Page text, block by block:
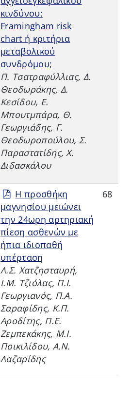
κινδύνου:
Framingham risk
chart ή κριτήρια
μεταβολικού
συνδρόμου;
Π. Τσατραφύλλιας, Δ.
Θεοδωράκης, Δ.
Κεσίδου, Ε.
Μπουτμπάρα, Θ.
Γεωργιάδης, Γ.
Θεοδωροπούλου, Σ.
Παραστατίδης, Χ.
Διδασκάλου
Η προσθήκη
μαγνησίου μειώνει
την 24ωρη αρτηριακή
πίεση ασθενών με
ήπια ιδιοπαθή
υπέρταση
Λ.Σ. Χατζησταυρή,
Ι.Μ. Τζιόλας, Π.Ι.
Γεωργιανός, Π.Α.
Σαραφίδης, Κ.Π.
Αροδίτης, Π.Ε.
Ζεμπεκάκης, Μ.Ι.
Ποικιλίδου, Α.Ν.
Λαζαρίδης
68